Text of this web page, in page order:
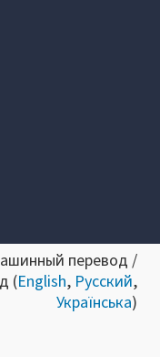
перевод /
(English, Русский,
Українська)